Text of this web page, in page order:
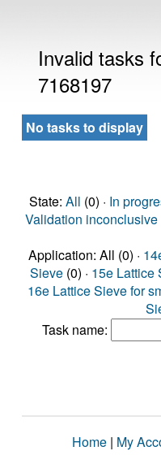
Invalid tasks
7168197
No tasks to display
State: All (0) · In
Validation inconclusive
Application: All (0) ·
Sieve (0) · 15e Lattice
16e Lattice Sieve for
Task name:
Home | My